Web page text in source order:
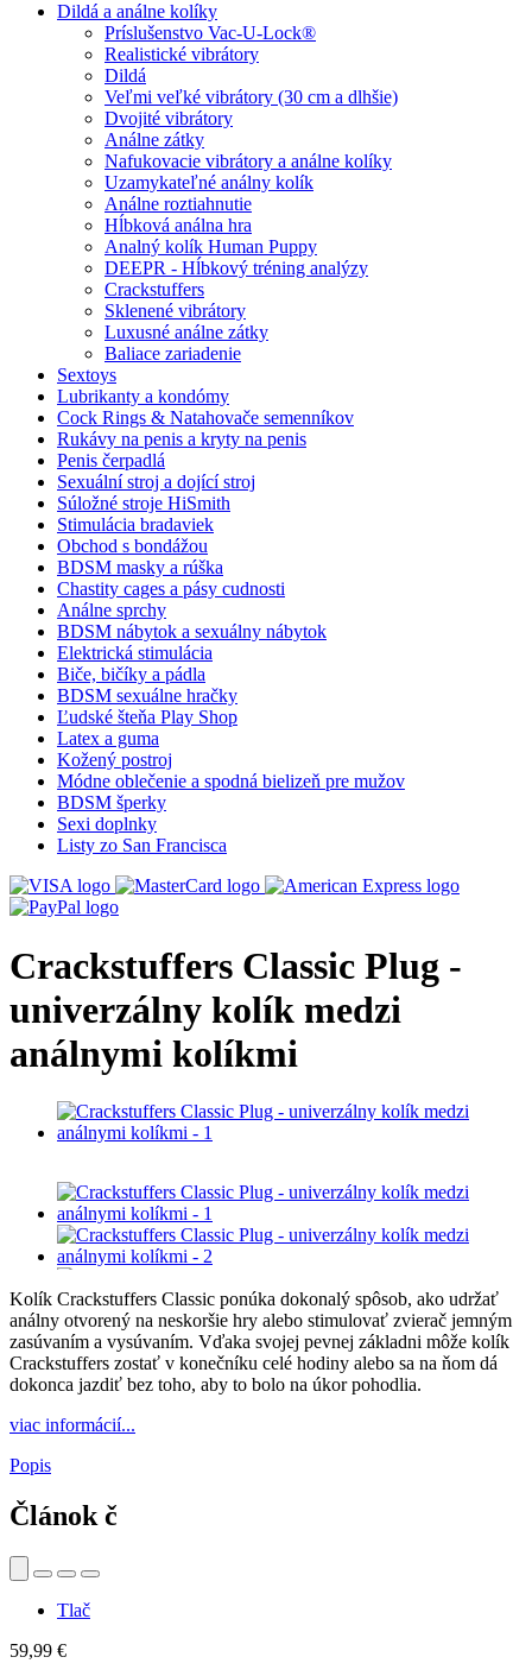
Dildá a análne kolíky
Príslušenstvo Vac-U-Lock®
Realistické vibrátory
Dildá
Veľmi veľké vibrátory (30 cm a dlhšie)
Dvojité vibrátory
Análne zátky
Nafukovacie vibrátory a análne kolíky
Uzamykateľné análny kolík
Análne roztiahnutie
Hĺbková análna hra
Analný kolík Human Puppy
DEEPR - Hĺbkový tréning analýzy
Crackstuffers
Sklenené vibrátory
Luxusné análne zátky
Baliace zariadenie
Sextoys
Lubrikanty a kondómy
Cock Rings & Natahovače semenníkov
Rukávy na penis a kryty na penis
Penis čerpadlá
Sexuální stroj a dojící stroj
Súložné stroje HiSmith
Stimulácia bradaviek
Obchod s bondážou
BDSM masky a rúška
Chastity cages a pásy cudnosti
Análne sprchy
BDSM nábytok a sexuálny nábytok
Elektrická stimulácia
Biče, bičíky a pádla
BDSM sexuálne hračky
Ľudské šteňa Play Shop
Latex a guma
Kožený postroj
Módne oblečenie a spodná bielizeň pre mužov
BDSM šperky
Sexi doplnky
Listy zo San Francisca
Crackstuffers Classic Plug -
univerzálny kolík medzi
análnymi kolíkmi
Kolík Crackstuffers Classic ponúka dokonalý spôsob, ako udržať
análny otvorený na neskoršie hry alebo stimulovať zvierač jemným
zasúvaním a vysúvaním. Vďaka svojej pevnej základni môže kolík
Crackstuffers zostať v konečníku celé hodiny alebo sa na ňom dá
dokonca jazdiť bez toho, aby to bolo na úkor pohodlia.
viac informácií...
Popis
Článok č
Tlač
59,99 €